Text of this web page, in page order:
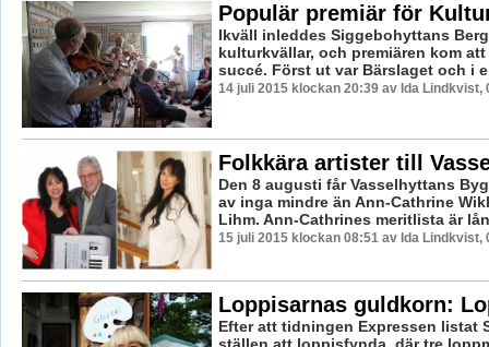
Populär premiär för
Ikväll inleddes Siggebohyttans
kulturkvällar, och premiären kom
succé. Först ut var Bärslaget och i
14 juli 2015 klockan 20:39 av Ida Lindkvist,
Folkkära artister till
Den 8 augusti får Vasselhyttans
av inga mindre än Ann-Cathrine
Lihm. Ann-Cathrines meritlista är
15 juli 2015 klockan 08:51 av Ida Lindkvist,
Loppisarnas guldkorn:
Efter att tidningen Expressen listat